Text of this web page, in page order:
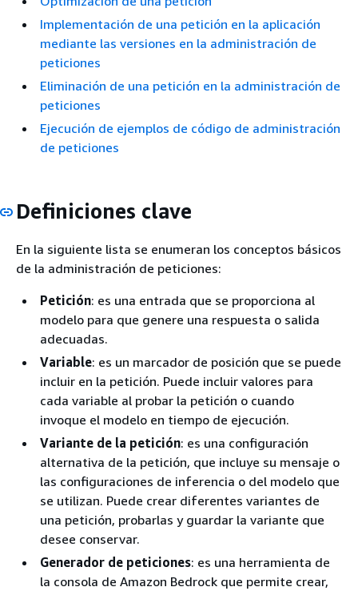
Implementación de una petición en la aplicación
mediante las versiones en la administración de
peticiones
Eliminación de una petición en la administración de
peticiones
Ejecución de ejemplos de código de administración
de peticiones
Definiciones clave
En la siguiente lista se enumeran los conceptos básicos
de la administración de peticiones:
Petición: es una entrada que se proporciona al
modelo para que genere una respuesta o salida
adecuadas.
Variable: es un marcador de posición que se puede
incluir en la petición. Puede incluir valores para
cada variable al probar la petición o cuando
invoque el modelo en tiempo de ejecución.
Variante de la petición: es una configuración
alternativa de la petición, que incluye su mensaje o
las configuraciones de inferencia o del modelo que
se utilizan. Puede crear diferentes variantes de
una petición, probarlas y guardar la variante que
desee conservar.
Generador de peticiones: es una herramienta de
la consola de Amazon Bedrock que permite crear,